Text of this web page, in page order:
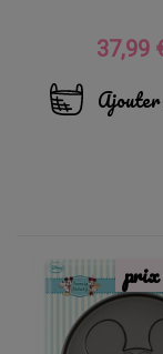
Prix
37,99
Ajouter
prix